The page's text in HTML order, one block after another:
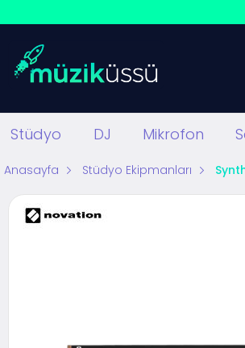
Stüdyo DJ Mikrofon
Anasayfa Stüdyo Ekipmanları